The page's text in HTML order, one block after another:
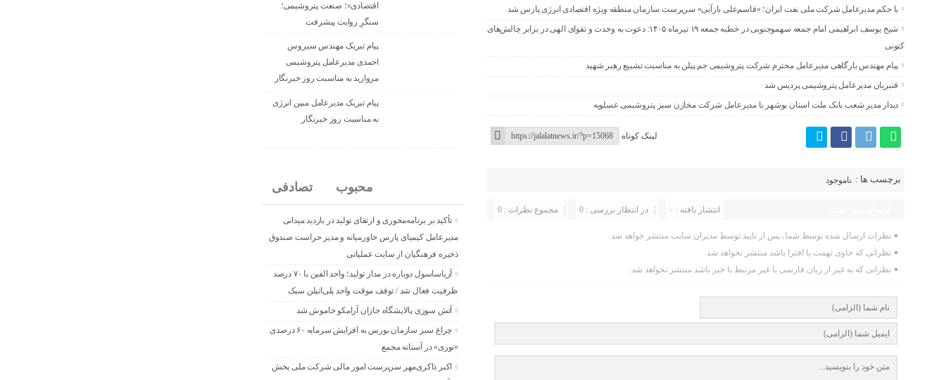
با حکم مدیرعامل شرکت ملی نفت ایران؛ «قاسم‌علی بازآیی» سرپرست سازمان منطقه ویژه اقتصادی انرژی پارس شد
شیخ یوسف ابراهیمی امام جمعه سهموجنوبی در خطبه جمعه ۱۹ تیرماه ۱۴۰۵: دعوت به وحدت و تقوای الهی در برابر چالش‌های
کنونی
پیام‌ مهندس بارگاهی مدیرعامل محترم شرکت پتروشیمی جم پیلن به مناسبت تشییع رهبر شهید
قنبریان مدیرعامل پتروشیمی پردیس شد
دیدار مدیر شعب بانک ملت استان بوشهر با مدیرعامل شرکت مخازن سبز پتروشیمی عسلویه
لینک کوتاه
برچسب ها : ناموجود
مجموع نظرات : 0 در انتظار بررسی : 0 انتشار یافته : ۰
نظرات ارسال شده توسط شما، پس از تایید توسط مدیران سایت منتشر خواهد شد.
نظراتی که حاوی تهمت یا افترا باشد منتشر نخواهد شد.
نظراتی که به غیر از زبان فارسی یا غیر مرتبط با خبر باشد منتشر نخواهد شد.
اقتصادی»؛ صنعت پتروشیمی؛
سنگرِ روایت پیشرفت
پیام تبریک مهندس سیروس
احمدی مدیرعامل پتروشیمی
مروارید به مناسبت روز خبرنگار
پیام تبریک مدیرعامل مبین انرژی
به مناسبت روز خبرنگار
محبوب تصادفی
تأکید بر برنامه‌محوری و ارتقای تولید در بازدید میدانی
مدیرعامل کیمیای پارس خاورمیانه و مدیر حراست صندوق
ذخیره فرهنگیان از سایت عملیاتی
آریاساسول دوباره در مدار تولید؛ واحد الفین با ۷۰ درصد
ظرفیت فعال شد / توقف موقت واحد پلی‌اتیلن سبک
آتش‌ سوزی پالایشگاه جازان آرامکو خاموش شد
چراغ سبز سازمان بورس به افزایش سرمایه ۶۰ درصدی
«نوری» در آستانه مجمع
اکبر ذاکری‌مهر سرپرست امور مالی شرکت ملی پخش